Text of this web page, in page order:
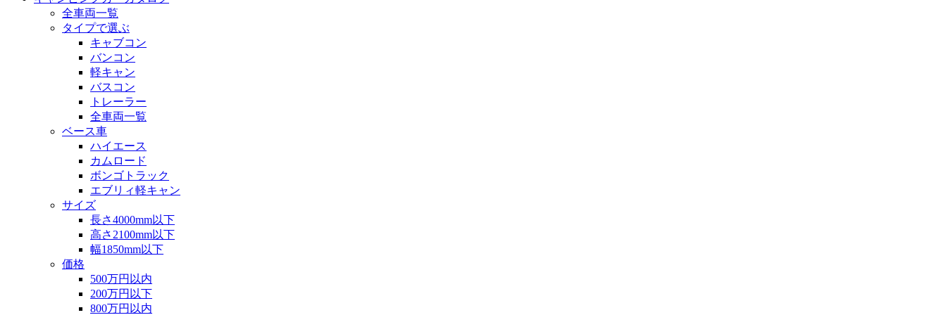
全車両一覧
タイプで選ぶ
キャブコン
バンコン
軽キャン
バスコン
トレーラー
全車両一覧
ベース車
ハイエース
カムロード
ボンゴトラック
エブリィ軽キャン
サイズ
長さ4000mm以下
高さ2100mm以下
幅1850mm以下
価格
500万円以内
200万円以下
800万円以内